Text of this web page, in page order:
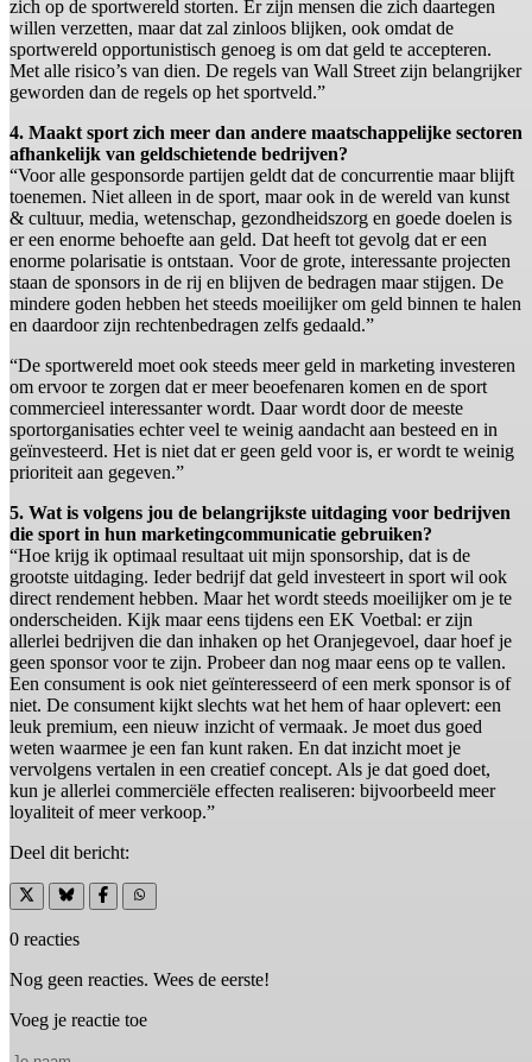
zich op de sportwereld storten. Er zijn mensen die zich daartegen
willen verzetten, maar dat zal zinloos blijken, ook omdat de
sportwereld opportunistisch genoeg is om dat geld te accepteren.
Met alle risico’s van dien. De regels van Wall Street zijn belangrijker
geworden dan de regels op het sportveld.”
4. Maakt sport zich meer dan andere maatschappelijke sectoren
afhankelijk van geldschietende bedrijven?
“Voor alle gesponsorde partijen geldt dat de concurrentie maar blijft
toenemen. Niet alleen in de sport, maar ook in de wereld van kunst
& cultuur, media, wetenschap, gezondheidszorg en goede doelen is
er een enorme behoefte aan geld. Dat heeft tot gevolg dat er een
enorme polarisatie is ontstaan. Voor de grote, interessante projecten
staan de sponsors in de rij en blijven de bedragen maar stijgen. De
mindere goden hebben het steeds moeilijker om geld binnen te halen
en daardoor zijn rechtenbedragen zelfs gedaald.”
“De sportwereld moet ook steeds meer geld in marketing investeren
om ervoor te zorgen dat er meer beoefenaren komen en de sport
commercieel interessanter wordt. Daar wordt door de meeste
sportorganisaties echter veel te weinig aandacht aan besteed en in
geïnvesteerd. Het is niet dat er geen geld voor is, er wordt te weinig
prioriteit aan gegeven.”
5. Wat is volgens jou de belangrijkste uitdaging voor bedrijven
die sport in hun marketingcommunicatie gebruiken?
“Hoe krijg ik optimaal resultaat uit mijn sponsorship, dat is de
grootste uitdaging. Ieder bedrijf dat geld investeert in sport wil ook
direct rendement hebben. Maar het wordt steeds moeilijker om je te
onderscheiden. Kijk maar eens tijdens een EK Voetbal: er zijn
allerlei bedrijven die dan inhaken op het Oranjegevoel, daar hoef je
geen sponsor voor te zijn. Probeer dan nog maar eens op te vallen.
Een consument is ook niet geïnteresseerd of een merk sponsor is of
niet. De consument kijkt slechts wat het hem of haar oplevert: een
leuk premium, een nieuw inzicht of vermaak. Je moet dus goed
weten waarmee je een fan kunt raken. En dat inzicht moet je
vervolgens vertalen in een creatief concept. Als je dat goed doet,
kun je allerlei commerciële effecten realiseren: bijvoorbeeld meer
loyaliteit of meer verkoop.”
Deel dit bericht:
0 reacties
Nog geen reacties. Wees de eerste!
Voeg je reactie toe